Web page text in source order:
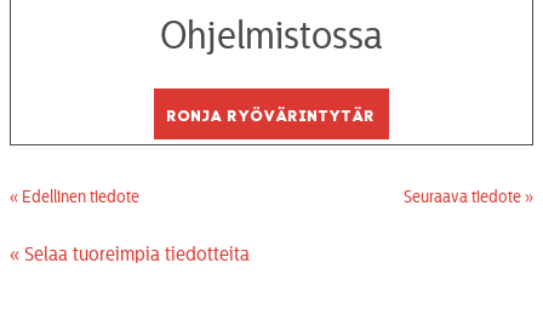
Ohjelmistossa
Ronja ryövärintytär
« Edellinen tiedote Seuraava tiedote »
« Selaa tuoreimpia tiedotteita